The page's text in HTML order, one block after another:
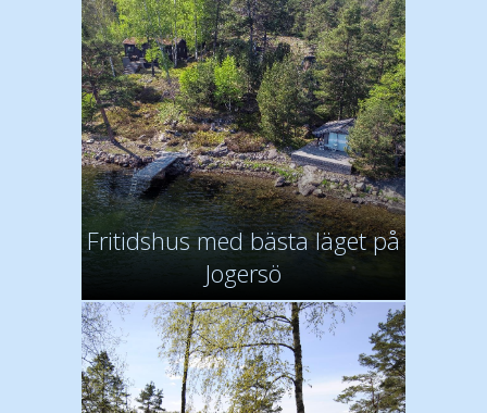
Fritidshus med bästa läget på
Jogersö